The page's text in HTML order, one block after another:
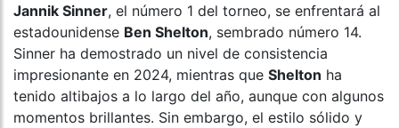
Jannik Sinner, el número 1 del torneo, se enfrentará al
estadounidense Ben Shelton, sembrado número 14.
Sinner ha demostrado un nivel de consistencia
impresionante en 2024, mientras que Shelton ha
tenido altibajos a lo largo del año, aunque con algunos
momentos brillantes. Sin embargo, el estilo sólido y